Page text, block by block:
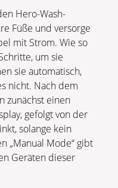
Hero-Wash-
Füße und versorge
mit Strom. Wie so
um sie
sie automatisch,
nicht. Nach dem
zunächst einen
gefolgt von der
solange kein
„Manual Mode“ gibt
Geräten dieser